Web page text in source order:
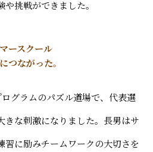
挑戦ができました。
ースクール
つながった。
グラムのパズル道場で、代表選
きな刺激になりました。長男はサ
習に励みチームワークの大切さを